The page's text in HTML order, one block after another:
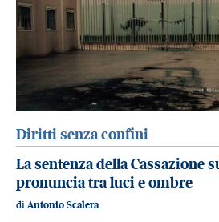
Diritti senza confini
La sentenza della Cassazione
pronuncia tra luci e ombre
di Antonio Scalera